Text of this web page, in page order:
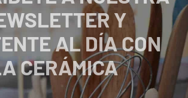
Y
AL DÍA CON
CERÁMICA